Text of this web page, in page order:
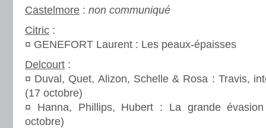
Castelmore : non communiqué
Citric :
¤ GENEFORT Laurent : Les peaux-épaisses
Delcourt :
¤ Duval, Quet, Alizon, Schelle & Rosa : Travis,
(17 octobre)
¤ Hanna, Phillips, Hubert : La grande
octobre)